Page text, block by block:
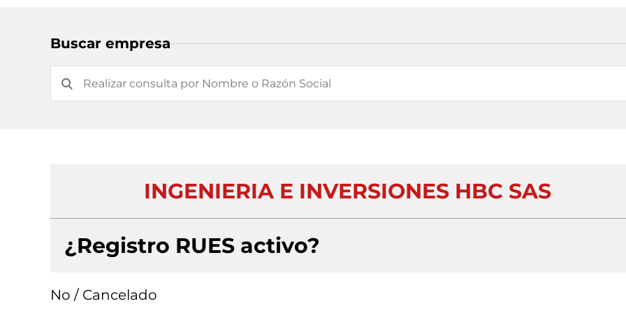
Buscar empresa
INGENIERIA E INVERSIONES HBC SAS
¿Registro RUES activo?
No / Cancelado